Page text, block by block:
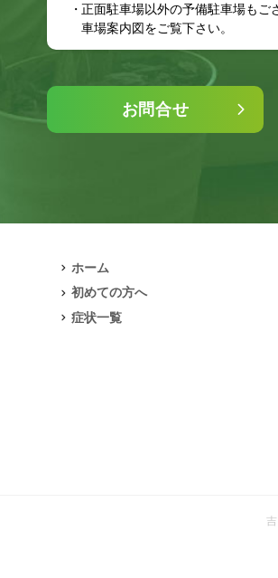
正面駐車場以外の予備駐車場もご
車場案内図をご覧下さい。
お問合せ
ホーム
初めての方へ
症状一覧